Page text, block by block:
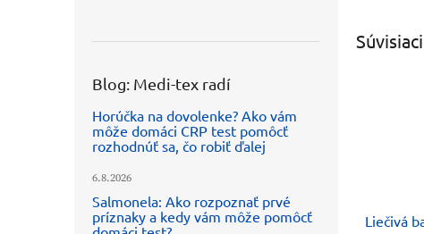
Blog: Medi-tex radí
Horúčka na dovolenke? Ako vám
môže domáci CRP test pomôcť
rozhodnúť sa, čo robiť ďalej
6.8.2026
Salmonela: Ako rozpoznať prvé
príznaky a kedy vám môže pomôcť
Liečivá